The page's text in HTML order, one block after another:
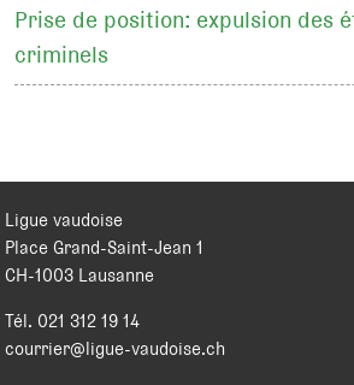
Prise de position: expulsion des
criminels
Ligue vaudoise
Place Grand-Saint-Jean 1
CH-1003 Lausanne
Tél. 021 312 19 14
courrier@ligue-vaudoise.ch